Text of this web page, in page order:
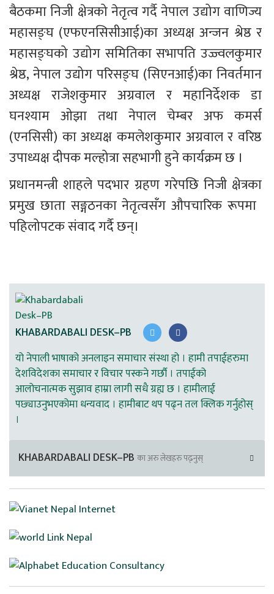
बैठकमा निजी क्षेत्रको नेतृत्व गर्दै नेपाल उद्योग वाणिज्य
महासङ्घ (एफएनसिसीआई)का अध्यक्ष अन्जन श्रेष्ठ र
महासङ्घको उद्योग समितिका सभापति उज्ज्वलकुमार
श्रेष्ठ, नेपाल उद्योग परिसङ्घ (सिएनआई)का निवर्तमान
अध्यक्ष राजेशकुमार अग्रवाल र महानिर्देशक डा
घनश्याम ओझा तथा नेपाल चेम्बर अफ कमर्स
(एनसिसी) का अध्यक्ष कमलेशकुमार अग्रवाल र वरिष्ठ
उपाध्यक्ष दीपक मल्होत्रा सहभागी हुने कार्यक्रम छ ।
प्रधानमन्त्री शाहले पदभार ग्रहण गरेपछि निजी क्षेत्रका
प्रमुख छाता सङ्गठनका नेतृत्वसँग औपचारिक रूपमा
पहिलोपटक संवाद गर्दै छन्।
KHABARDABALI DESK–PB
यो नेपाली भाषाको अनलाइन समाचार संस्था हो । हामी तपाईहरुमा
देशविदेशका समाचार र विचार पस्कने गर्छौ । तपाईको
आलोचनात्मक सुझाव हाम्रा लागी सधै ग्रह्य छ । हामीलाई
पछ्याउनुभएकोमा धन्यवाद । हामीबाट थप पढ्न तल क्लिक गर्नुहोस्
।
KHABARDABALI DESK–PB का अरु लेखहरु पढ्नुस्